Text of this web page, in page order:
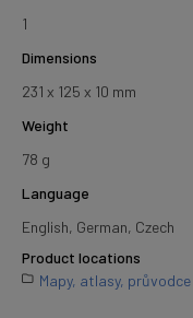
1
Dimensions
231 x 125 x 10 mm
Weight
78 g
Language
English, German, Czech
Product locations
Mapy, atlasy, průvodce